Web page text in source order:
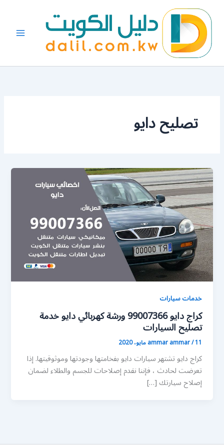
المحتوى
تصليح دايو
خدمات سيارات
كراج دايو 99007366 ورشة كهربائي دايو خدمة
تصليح السيارات
ammar ammar/11 مايو، 2020
كراج دايو تشتهر سيارات دايو بفخامتها وجودتها وموثوقيتها. إذا
تعرضت لحادث ، فإننا نقدم إصلاحات للجسم والطلاء لضمان
إصلاح سيارتك […]